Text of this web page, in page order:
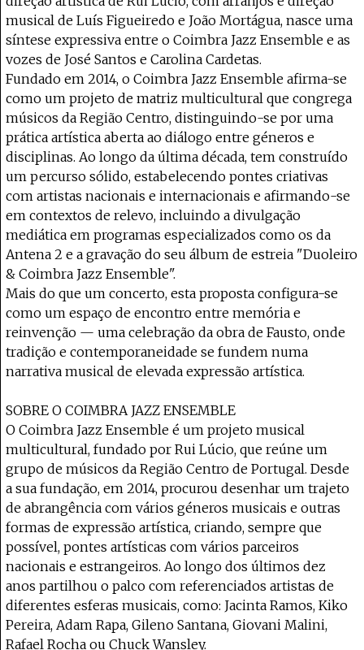
musical de Luís Figueiredo e João Mortágua, nasce uma
síntese expressiva entre o Coimbra Jazz Ensemble e as
vozes de José Santos e Carolina Cardetas.
Fundado em 2014, o Coimbra Jazz Ensemble afirma-se
como um projeto de matriz multicultural que congrega
músicos da Região Centro, distinguindo-se por uma
prática artística aberta ao diálogo entre géneros e
disciplinas. Ao longo da última década, tem construído
um percurso sólido, estabelecendo pontes criativas
com artistas nacionais e internacionais e afirmando-se
em contextos de relevo, incluindo a divulgação
mediática em programas especializados como os da
Antena 2 e a gravação do seu álbum de estreia "Duoleiro
& Coimbra Jazz Ensemble".
Mais do que um concerto, esta proposta configura-se
como um espaço de encontro entre memória e
reinvenção — uma celebração da obra de Fausto, onde
tradição e contemporaneidade se fundem numa
narrativa musical de elevada expressão artística.
SOBRE O COIMBRA JAZZ ENSEMBLE
O Coimbra Jazz Ensemble é um projeto musical
multicultural, fundado por Rui Lúcio, que reúne um
grupo de músicos da Região Centro de Portugal. Desde
a sua fundação, em 2014, procurou desenhar um trajeto
de abrangência com vários géneros musicais e outras
formas de expressão artística, criando, sempre que
possível, pontes artísticas com vários parceiros
nacionais e estrangeiros. Ao longo dos últimos dez
anos partilhou o palco com referenciados artistas de
diferentes esferas musicais, como: Jacinta Ramos, Kiko
Pereira, Adam Rapa, Gileno Santana, Giovani Malini,
Rafael Rocha ou Chuck Wansley.